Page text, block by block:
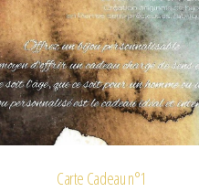
Carte Cadeau n°1